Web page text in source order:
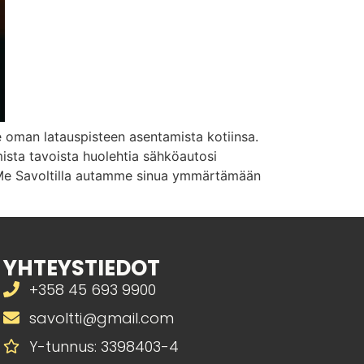
latauspisteen asentamista kotiinsa.
tavoista huolehtia sähköautosi
Savoltilla autamme sinua ymmärtämään
YHTEYSTIEDOT
+358 45 693 9900
savoltti@gmail.com
Y-tunnus: 3398403-4